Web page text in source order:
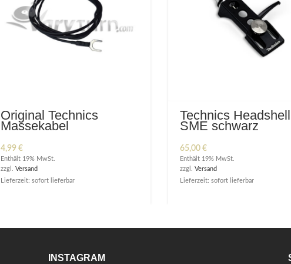
Original Technics
Massekabel
4,99 €
Enthält 19% MwSt.
zzgl. Versand
Lieferzeit: sofort lieferbar
Technics Headshell
SME schwarz
65,00 €
Enthält 19% MwSt.
zzgl. Versand
Lieferzeit: sofort lieferbar
INSTAGRAM